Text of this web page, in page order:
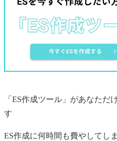
「ES作成ツール」があなただ
す
ES作成に何時間も費やしてし